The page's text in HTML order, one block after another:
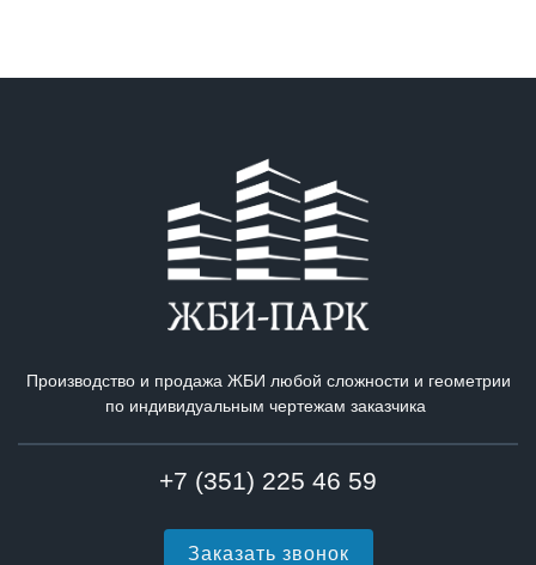
Производство и продажа ЖБИ любой сложности и геометрии
по индивидуальным чертежам заказчика
+7 (351) 225 46 59
Заказать звонок